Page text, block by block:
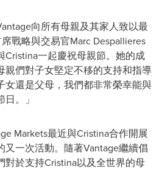
向所有母親及其家人致以最
戰略與交易官Marc Despallieres
Cristina一起慶祝母親節。她的成
親們對子女堅定不移的支持和指導
女還是父母，我們都非常榮幸能與
。」
Markets最近與Cristina合作開展
又一次活動。隨著Vantage繼續倡
對於支持Cristina以及全世界的母